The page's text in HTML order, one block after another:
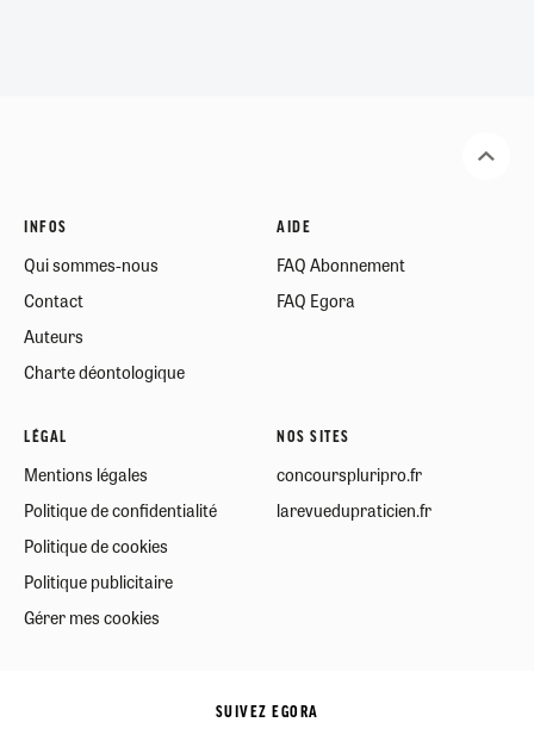
INFOS
Qui sommes-nous
Contact
Auteurs
Charte déontologique
AIDE
FAQ Abonnement
FAQ Egora
LÉGAL
Mentions légales
Politique de confidentialité
Politique de cookies
Politique publicitaire
Gérer mes cookies
NOS SITES
concourspluripro.fr
larevuedupraticien.fr
SUIVEZ EGORA